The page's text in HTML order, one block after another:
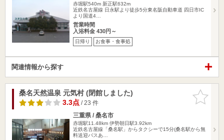
赤堀駅540m 新正駅632m
近鉄名古屋線 日永駅より徒歩5分東名阪自動車道 四日市IC
より国道4…
営業時間
入浴料金 430円～
日帰り お食事・食事処
関連情報から探す
お気に入
りに追加
桑名天然温泉 元気村 (閉館しました)
3.3点/ 23 件
三重県 / 桑名市
赤堀駅11.48km 伊勢朝日駅3.92km
近鉄名古屋線「桑名駅」からタクシーで15分(桑名駅から無
料送迎バスあ…